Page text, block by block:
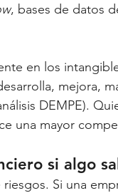
, bases de datos
en los
mejora,
DEMPE).
una mayor
si algo
Si una